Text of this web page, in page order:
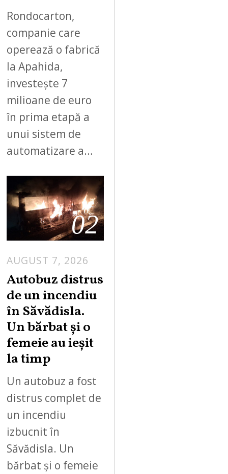
Rondocarton,
companie care
operează o fabrică
la Apahida,
investește 7
milioane de euro
în prima etapă a
unui sistem de
automatizare a…
02
AUGUST 7, 2026
Autobuz distrus
de un incendiu
în Săvădisla.
Un bărbat și o
femeie au ieșit
la timp
Un autobuz a fost
distrus complet de
un incendiu
izbucnit în
Săvădisla. Un
bărbat și o femeie